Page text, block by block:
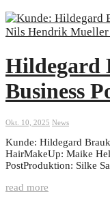
Hildegard
Business
Okt. 10, 2025 News
Kunde: Hildegard
HairMakeUp: Maike
PostProduktion: Silke
read more